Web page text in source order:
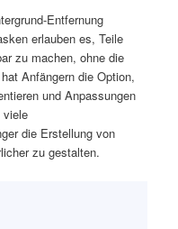
Entfernung
erlauben es, Teile
zu machen, ohne die
Anfängern die Option,
und Anpassungen
viele
die Erstellung von
zu gestalten.